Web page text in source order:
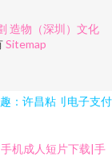
造物（深圳）文化
Sitemap
：许昌粘刂电子支付
机成人短片下载|手